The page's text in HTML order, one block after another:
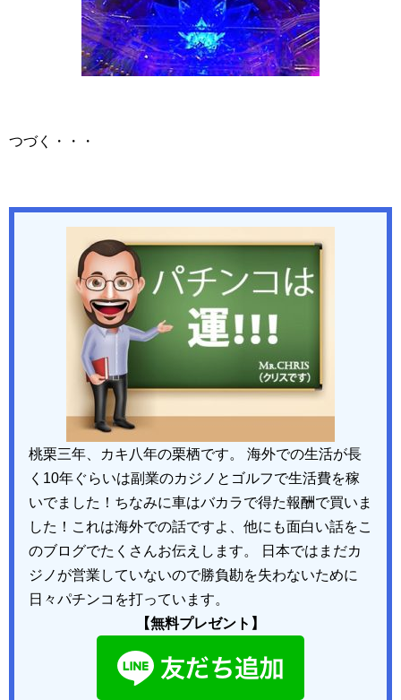
つづく・・・
桃栗三年、カキ八年の栗栖です。 海外での生活が長
く10年ぐらいは副業のカジノとゴルフで生活費を稼
いでました！ちなみに車はバカラで得た報酬で買いま
した！これは海外での話ですよ、他にも面白い話をこ
のブログでたくさんお伝えします。 日本ではまだカ
ジノが営業していないので勝負勘を失わないために
日々パチンコを打っています。
【無料プレゼント】